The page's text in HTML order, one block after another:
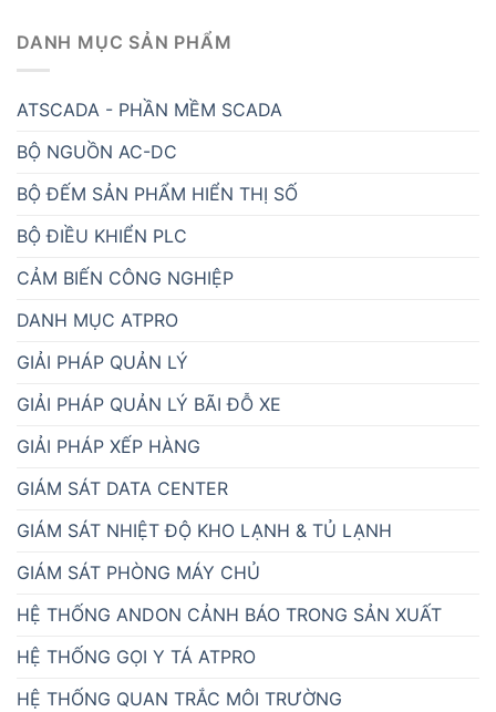
DANH MỤC SẢN PHẨM
ATSCADA - PHẦN MỀM SCADA
BỘ NGUỒN AC-DC
BỘ ĐẾM SẢN PHẨM HIỂN THỊ SỐ
BỘ ĐIỀU KHIỂN PLC
CẢM BIẾN CÔNG NGHIỆP
DANH MỤC ATPRO
GIẢI PHÁP QUẢN LÝ
GIẢI PHÁP QUẢN LÝ BÃI ĐỖ XE
GIẢI PHÁP XẾP HÀNG
GIÁM SÁT DATA CENTER
GIÁM SÁT NHIỆT ĐỘ KHO LẠNH & TỦ LẠNH
GIÁM SÁT PHÒNG MÁY CHỦ
HỆ THỐNG ANDON CẢNH BÁO TRONG SẢN XUẤT
HỆ THỐNG GỌI Y TÁ ATPRO
HỆ THỐNG QUAN TRẮC MÔI TRƯỜNG